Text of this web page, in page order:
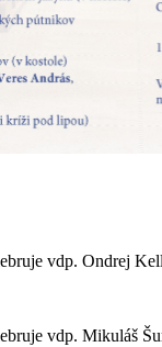
vdp. Ondrej
vdp. Mikuláš